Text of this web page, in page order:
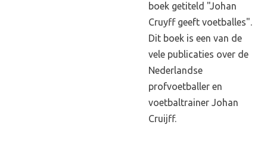
boek getiteld "Johan
Cruyff geeft voetballes".
Dit boek is een van de
vele publicaties over de
Nederlandse
profvoetballer en
voetbaltrainer Johan
Cruijff.